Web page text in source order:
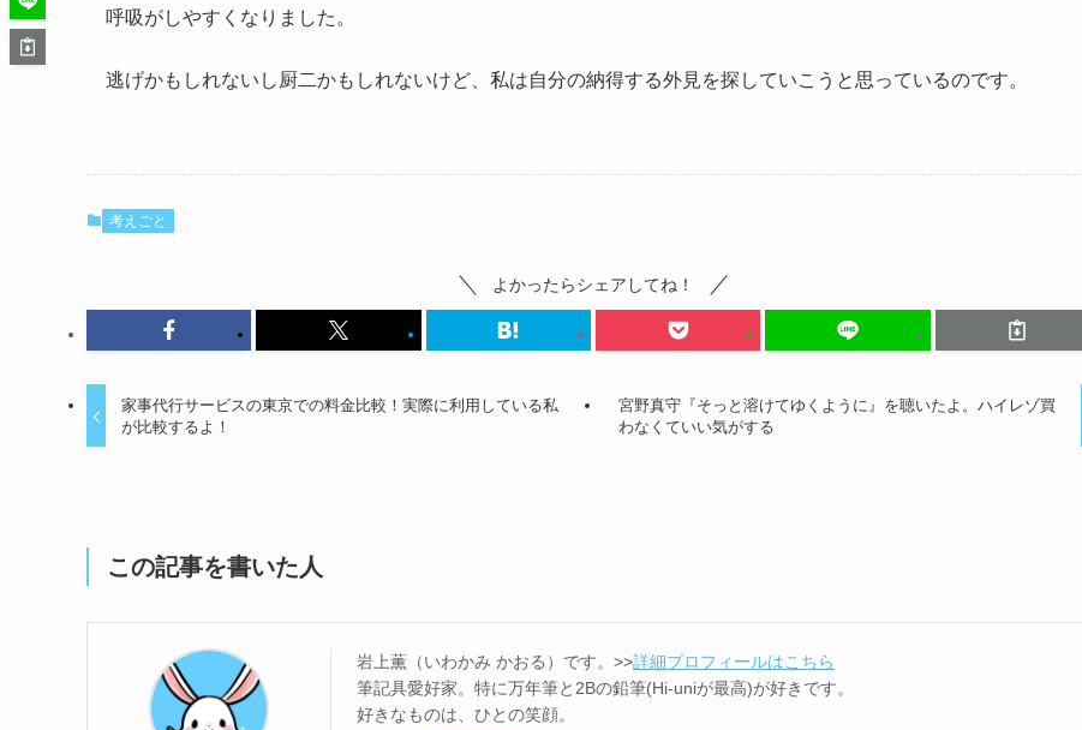
呼吸がしやすくなりました。
逃げかもしれないし厨二かもしれないけど、私は自分の納得する外見を探していこうと思っているのです。
考えごと
よかったらシェアしてね！
家事代行サービスの東京での料金比較！実際に利用している私
が比較するよ！
宮野真守『そっと溶けてゆくように』を聴いたよ。ハイレゾ買
わなくていい気がする
この記事を書いた人
岩上薫（いわかみ かおる）です。>>詳細プロフィールはこちら
筆記具愛好家。特に万年筆と2Bの鉛筆(Hi-uniが最高)が好きです。
好きなものは、ひとの笑顔。